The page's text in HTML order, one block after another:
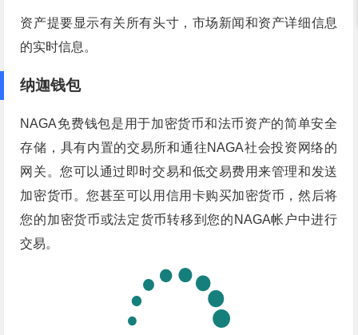
资产提要显示有关所有头寸，市场新闻和资产详细信息
的实时信息。
纳迦钱包
NAGA免费钱包是用于加密货币和法币资产的简单安全
存储，具有内置的交易所和通往NAGA社会投资网络的
网关。您可以通过即时交易和低交易费用来管理和发送
加密货币。您甚至可以用信用卡购买加密货币，然后将
您的加密货币或法定货币转移到您的NAGA帐户中进行
交易。